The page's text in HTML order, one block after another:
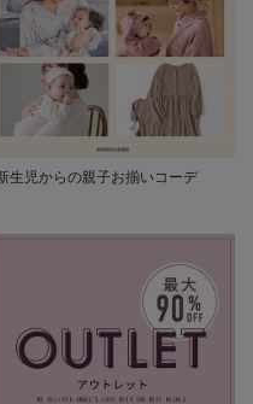
生児からの親子お揃いコーデ